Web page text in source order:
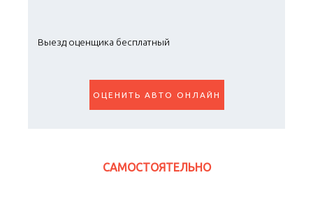
Выезд оценщика бесплатный
ОЦЕНИТЬ АВТО ОНЛАЙН
САМОСТОЯТЕЛЬНО